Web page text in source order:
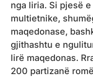
nga liria. Si pjesë
multietnike,
maqedonase,
gjithashtu e
lirë maqedonas.
200 partizanë